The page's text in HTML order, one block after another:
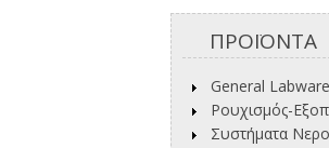
ΠΡΟΪΟΝΤΑ
General Labware
Ρουχισμός-
Συστήματα